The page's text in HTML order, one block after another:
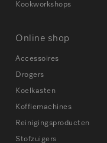
Kookworkshops
Online shop
Accessoires
Drogers
Koelkasten
Koffiemachines
Reinigingsproducten
Stofzuigers